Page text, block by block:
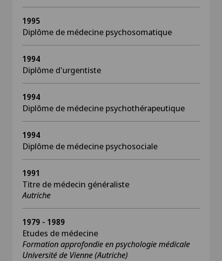
1995
Diplôme de médecine psychosomatique
1994
Diplôme d'urgentiste
1994
Diplôme de médecine psychothérapeutique
1994
Diplôme de médecine psychosociale
1991
Titre de médecin généraliste
Autriche
1979 - 1989
Etudes de médecine
Formation approfondie en psychologie médicale
Université de Vienne (Autriche)